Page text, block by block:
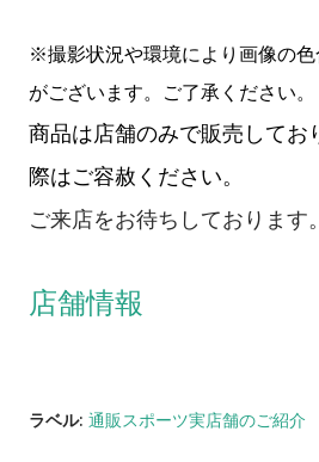
※撮影状況や環境により画像の
がございます。ご了承ください。
商品は店舗のみで販売してお
際はご容赦ください。
ご来店をお待ちしております。
店舗情報
ラベル: 通販スポーツ実店舗のご紹介